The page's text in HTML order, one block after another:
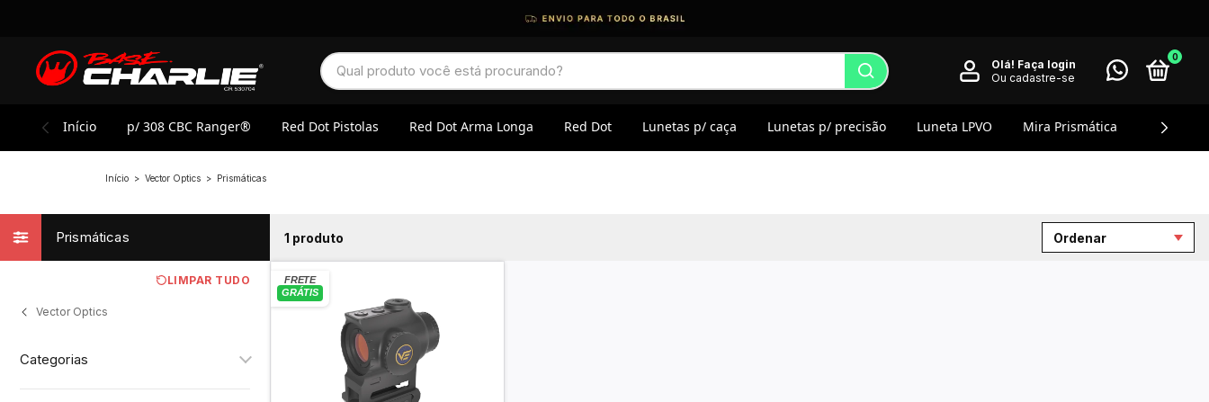
Olá! Faça login
Ou cadastre-se
0
Início p/ 308 CBC Ranger® Red Dot Pistolas Red Dot Arma Longa Red Dot Lunetas p/ caça Lunetas p/ precisão Luneta LPVO Mira Prismática Magnifier
Início > Vector Optics > Prismáticas
Prismáticas
LIMPAR TUDO
Vector Optics
Categorias
1 produto Ordenar